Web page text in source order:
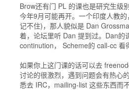
Brow还有门 PL 的课也是研究生级
今年9月可能再开。一个印度人教
记不住)，那人貌似是 Dan
着，论坛里听 Dan 提到过。Dan的
continution， Scheme的 call-cc 看
如果你上这门课的话可以去
讨论的很激烈，遇到问题会有热心
悉去 IRC，mailing-list 这些东西而